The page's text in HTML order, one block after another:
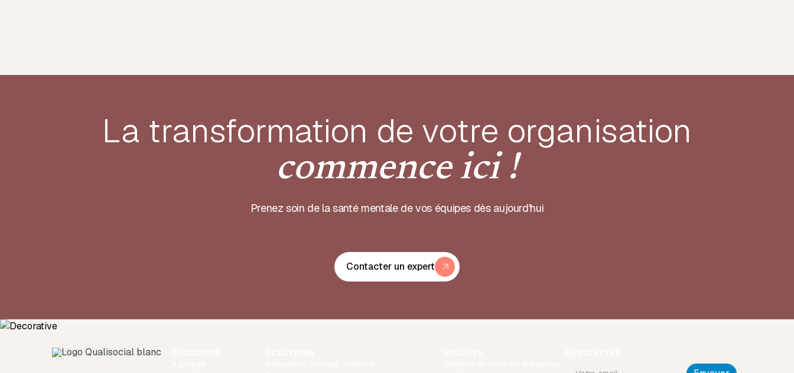
La transformation de votre organisation
commence ici !
Prenez soin de la santé mentale de vos équipes dès aujourd'hui
Contacter un expert